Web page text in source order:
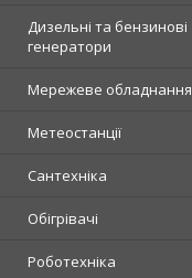
Дизельні та бензинові
генератори
Мережеве обладнання
Метеостанції
Сантехніка
Обігрівачі
Роботехніка